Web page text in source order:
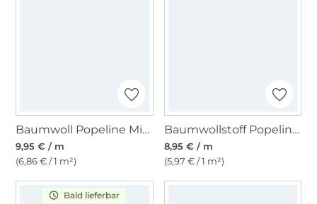
Baumwoll Popeline Mini Leo, wollweiß
9,95 € / m
(6,86 € / 1 m²)
Baumwollstoff Popeline terracotta
8,95 € / m
(5,97 € / 1 m²)
Bald lieferbar